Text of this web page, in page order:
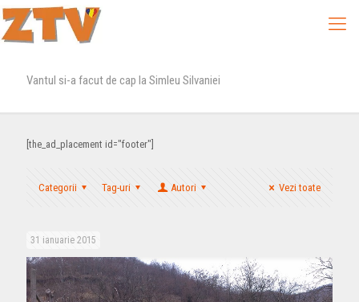
Vantul si-a facut de cap la Simleu Silvaniei
[the_ad_placement id="footer"]
Categorii Tag-uri Autori Vezi toate
31 ianuarie 2015